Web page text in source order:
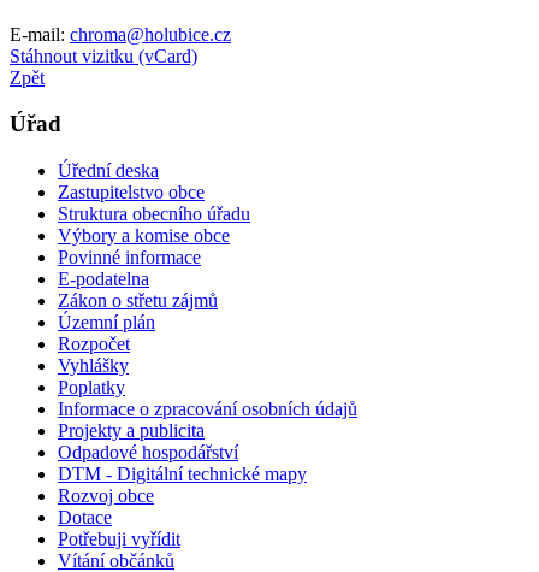
E-mail: chroma@holubice.cz
Stáhnout vizitku (vCard)
Zpět
Úřad
Úřední deska
Zastupitelstvo obce
Struktura obecního úřadu
Výbory a komise obce
Povinné informace
E-podatelna
Zákon o střetu zájmů
Územní plán
Rozpočet
Vyhlášky
Poplatky
Informace o zpracování osobních údajů
Projekty a publicita
Odpadové hospodářství
DTM - Digitální technické mapy
Rozvoj obce
Dotace
Potřebuji vyřídit
Vítání občánků